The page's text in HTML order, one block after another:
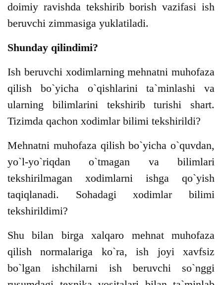
doimiy ravishda tekshirib borish vazifasi ish
beruvchi zimmasiga yuklatiladi.
Shunday qilindimi?
Ish beruvchi xodimlarning mehnatni muhofaza
qilish bo`yicha o`qishlarini ta`minlashi va
ularning bilimlarini tekshirib turishi shart.
Tizimda qachon xodimlar bilimi tekshirildi?
Mehnatni muhofaza qilish bo`yicha o`quvdan,
yo`l-yo`riqdan o`tmagan va bilimlari
tekshirilmagan xodimlarni ishga qo`yish
taqiqlanadi. Sohadagi xodimlar bilimi
tekshirildimi?
Shu bilan birga xalqaro mehnat muhofaza
qilish normalariga ko`ra, ish joyi xavfsiz
bo`lgan ishchilarni ish beruvchi so`nggi